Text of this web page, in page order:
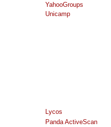
YahooGroups
Unicamp
Lycos
Panda ActiveScan